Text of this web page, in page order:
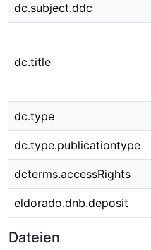
dc.subject.ddc
dc.title
dc.type
dc.type.publicationtype
dcterms.accessRights
eldorado.dnb.deposit
Dateien